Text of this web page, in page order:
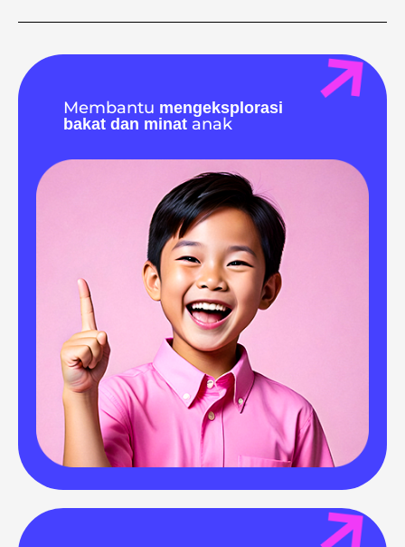
Membantu mengeksplorasi
bakat dan minat anak